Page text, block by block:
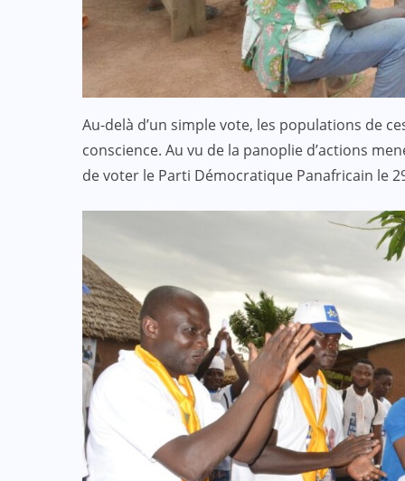
Au-delà d’un simple vote, les populations de
conscience. Au vu de la panoplie d’actions
de voter le Parti Démocratique Panafricain le
ACTUALITE CULTURE
ECO & FINANCE
“L’Afrique Couture” en ébullition :
l’Adjafi Fashion Day 2025
réinvente la mode avec panache et
patrimoine
SEP 09, 2025